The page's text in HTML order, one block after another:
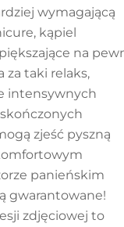
wymagającą
kąpiel
na
za taki relaks,
intensywnych
zjeść pyszną
panieńskim
gwarantowane!
zdjęciowej to